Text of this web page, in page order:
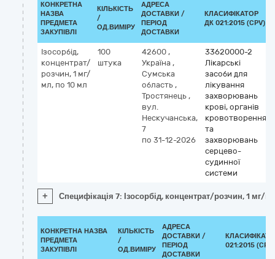
КОНКРЕТНА
НАЗВА
ПРЕДМЕТА
ЗАКУПІВЛІ
КІЛЬКІСТЬ
/
ОД.ВИМІРУ
АДРЕСА
ДОСТАВКИ /
ПЕРІОД
ДОСТАВКИ
КЛАСИФІКАТОР
ДК 021:2015 (CPV)
Ізосорбід,
концентрат/
розчин, 1 мг/
мл, по 10 мл
100
штука
42600 ,
Україна ,
Сумська
область ,
Тростянець ,
вул.
Нескучанська,
7
по 31-12-2026
33620000-2
Лікарські
засоби для
лікування
захворювань
крові, органів
кровотворення
та
захворювань
серцево-
судинної
системи
+ Специфікація 7: Ізосорбід, концентрат/розчин, 1 мг/
КОНКРЕТНА НАЗВА
ПРЕДМЕТА
ЗАКУПІВЛІ
КІЛЬКІСТЬ
/
ОД.ВИМІРУ
АДРЕСА
ДОСТАВКИ /
ПЕРІОД
ДОСТАВКИ
021:2015 (CPV)